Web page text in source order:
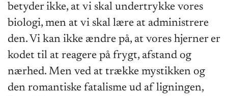
betyder ikke, at vi skal undertrykke vores
biologi, men at vi skal lære at administrere
den. Vi kan ikke ændre på, at vores hjerner er
kodet til at reagere på frygt, afstand og
nærhed. Men ved at trække mystikken og
den romantiske fatalisme ud af ligningen,